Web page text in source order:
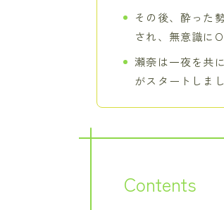
その後、酔った
され、無意識に
瀬奈は一夜を共
がスタートしまし
Contents